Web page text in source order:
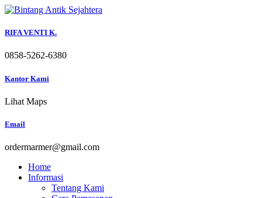
Skip
content
RIFA VENTI K.
0858-5262-6380
Kantor Kami
Lihat Maps
Email
ordermarmer@gmail.com
Home
Informasi
Tentang Kami